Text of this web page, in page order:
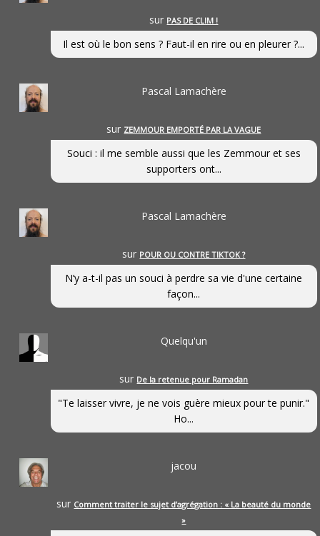
sur PAS DE CLIM !
Il est où le bon sens ? Faut-il en rire ou en pleurer ?...
Pascal Lamachère
sur ZEMMOUR EMPORTÉ PAR LA VAGUE
Souci : il me semble aussi que les Zemmour et ses
supporters ont...
Pascal Lamachère
sur POUR OU CONTRE TIKTOK ?
N’y a-t-il pas un souci à perdre sa vie d'une certaine
façon...
Quelqu'un
sur De la retenue pour Ramadan
"Te laisser vivre, je ne vois guère mieux pour te punir."
Ho...
jacou
sur Comment traiter le sujet d’agrégation : « La beauté du monde
»